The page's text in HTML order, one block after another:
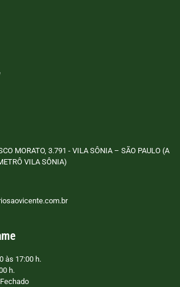
MORATO, 3.791 - VILA SÔNIA – SÃO PAULO (A
VILA SÔNIA)
às 17:00 h.
h.
Fechado